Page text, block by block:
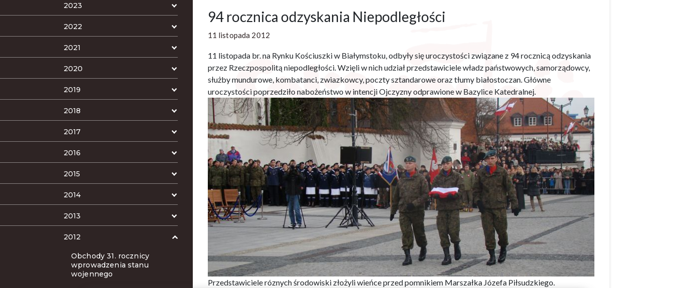
2023
2022
2021
2020
2019
2018
2017
2016
2015
2014
2013
2012
Obchody 31. rocznicy
wprowadzenia stanu
wojennego
94 rocznica odzyskania Niepodległości
11 listopada 2012
11 listopada br. na Rynku Kościuszki w Białymstoku, odbyły się uroczystości związane z 94 rocznicą odzyskania
przez Rzeczpospolitą niepodległości. Wzięli w nich udział przedstawiciele władz państwowych, samorządowcy,
służby mundurowe, kombatanci, zwiazkowcy, poczty sztandarowe oraz tłumy białostoczan. Główne
uroczystości poprzedziło nabożeństwo w intencji Ojczyzny odprawione w Bazylice Katedralnej.
Przedstawiciele róznych środowiski złożyli wieńce przed pomnikiem Marszałka Józefa Piłsudzkiego.